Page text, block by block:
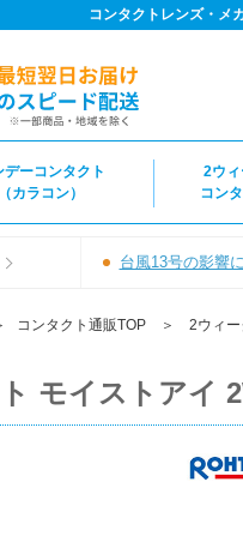
コンタクトレンズ・メ
デーコンタクト
カラコン）
2ウィ
コン
台風13号の影響
コンタクト通販TOP ＞ 2ウィー
モイストアイ